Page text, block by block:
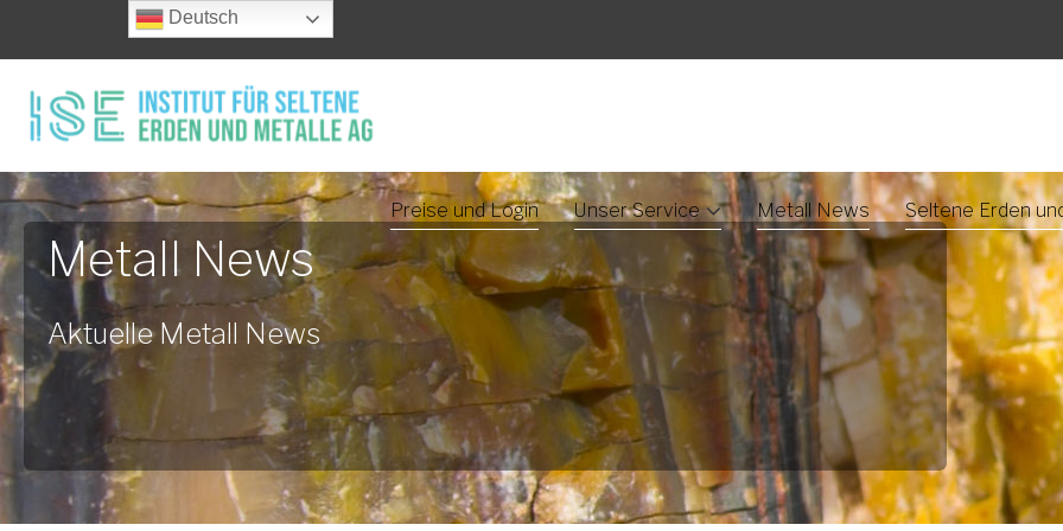
Preise und Login Unser Service Metall News Seltene Erden
Metall News
Aktuelle Metall News
Deutsch